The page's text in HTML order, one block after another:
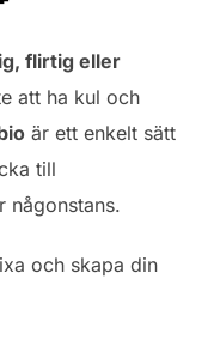
flirtig eller
att ha kul och
är ett enkelt sätt
till
någonstans.
och skapa din